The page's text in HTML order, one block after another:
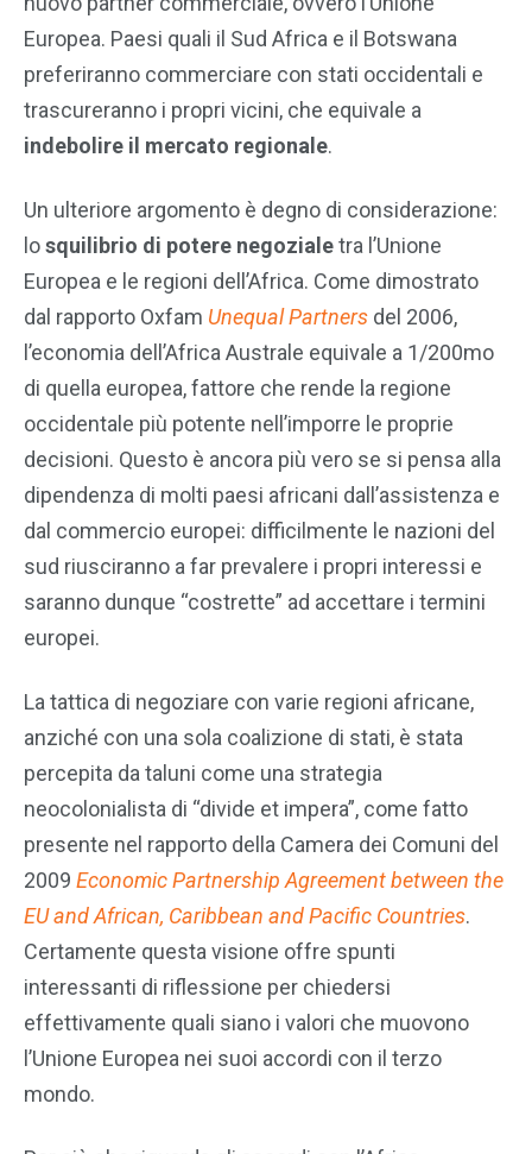
Europea. Paesi quali il Sud Africa e il Botswana
preferiranno commerciare con stati occidentali e
trascureranno i propri vicini, che equivale a
indebolire il mercato regionale.
Un ulteriore argomento è degno di considerazione:
losquilibrio di potere negozialetra l’Unione
Europea e le regioni dell’Africa. Come dimostrato
dal rapporto Oxfam Unequal Partners del 2006,
l’economia dell’Africa Australe equivale a 1/200mo
di quella europea, fattore che rende la regione
occidentale più potente nell’imporre le proprie
decisioni. Questo è ancora più vero se si pensa alla
dipendenza di molti paesi africani dall’assistenza e
dal commercio europei: difficilmente le nazioni del
sud riusciranno a far prevalere i propri interessi e
saranno dunque “costrette” ad accettare i termini
europei.
La tattica di negoziare con varie regioni africane,
anziché con una sola coalizione di stati, è stata
percepita da taluni come una strategia
neocolonialista di “divide et impera”, come fatto
presente nel rapporto della Camera dei Comuni del
2009 Economic Partnership Agreement between the
EU and African, Caribbean and Pacific Countries.
Certamente questa visione offre spunti
interessanti di riflessione per chiedersi
effettivamente quali siano i valori che muovono
l’Unione Europea nei suoi accordi con il terzo
mondo.